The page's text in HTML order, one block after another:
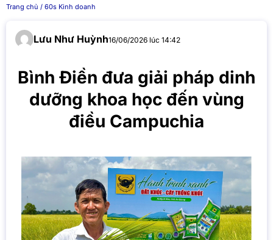
Trang chủ / 60s Kinh doanh
Lưu Như Huỳnh16/06/2026 lúc 14:42
Bình Điền đưa giải pháp dinh
dưỡng khoa học đến vùng
điều Campuchia